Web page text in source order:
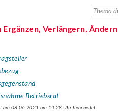
Ergänzen, Verlängern, Ändern
Betriebsrat
am 08.06.2021 um 14:28 Uhr bearbeitet.